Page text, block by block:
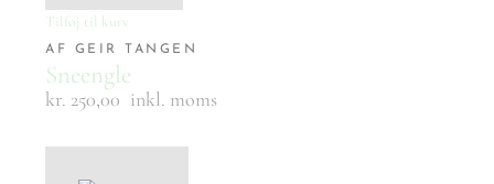
Tilføj til kurv
AF GEIR TANGEN
Sneengle
kr. 250,00 inkl. moms